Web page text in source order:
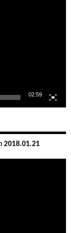
02:59
2018.01.21